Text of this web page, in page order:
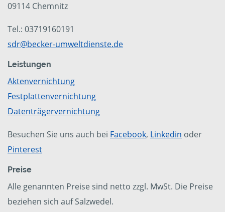
09114 Chemnitz
Tel.: 03719160191
sdr@becker-umweltdienste.de
Leistungen
Aktenvernichtung
Festplattenvernichtung
Datenträgervernichtung
Besuchen Sie uns auch bei Facebook, Linkedin oder
Pinterest
Preise
Alle genannten Preise sind netto zzgl. MwSt. Die Preise
beziehen sich auf Salzwedel.